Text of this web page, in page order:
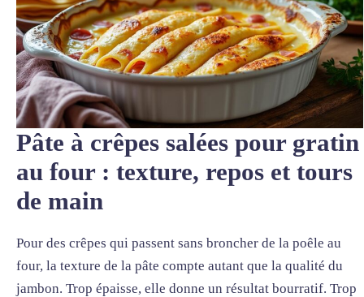
Pâte à crêpes salées pour gratin
au four : texture, repos et tours
de main
Pour des crêpes qui passent sans broncher de la poêle au
four, la texture de la pâte compte autant que la qualité du
jambon. Trop épaisse, elle donne un résultat bourratif. Trop